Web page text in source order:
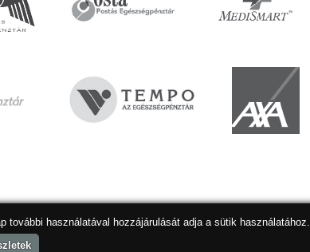
további használatával hozzájárulását adja a sütik használatához.